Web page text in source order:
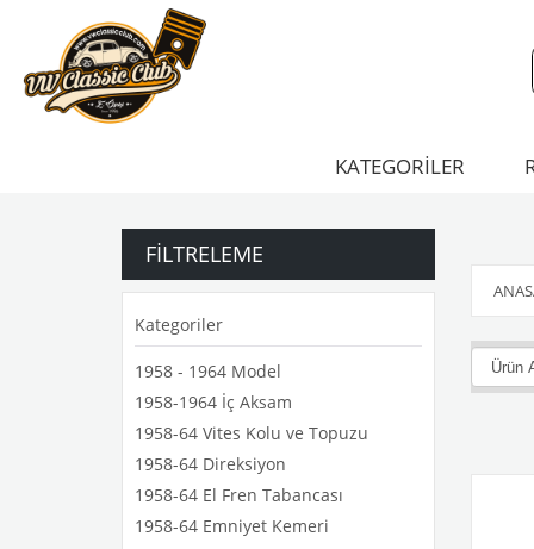
KATEGORİLER
FILTRELEME
Kategoriler
1958 - 1964 Model
1958-1964 İç Aksam
1958-64 Vites Kolu ve Topuzu
1958-64 Direksiyon
1958-64 El Fren Tabancası
1958-64 Emniyet Kemeri